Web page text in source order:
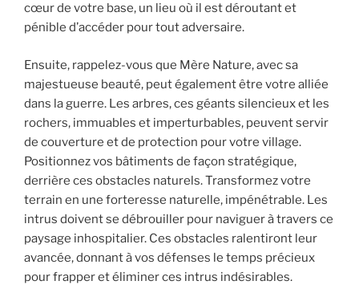
cœur de votre base, un lieu où il est déroutant et
pénible d’accéder pour tout adversaire.
Ensuite, rappelez-vous que Mère Nature, avec sa
majestueuse beauté, peut également être votre alliée
dans la guerre. Les arbres, ces géants silencieux et les
rochers, immuables et imperturbables, peuvent servir
de couverture et de protection pour votre village.
Positionnez vos bâtiments de façon stratégique,
derrière ces obstacles naturels. Transformez votre
terrain en une forteresse naturelle, impénétrable. Les
intrus doivent se débrouiller pour naviguer à travers ce
paysage inhospitalier. Ces obstacles ralentiront leur
avancée, donnant à vos défenses le temps précieux
pour frapper et éliminer ces intrus indésirables.